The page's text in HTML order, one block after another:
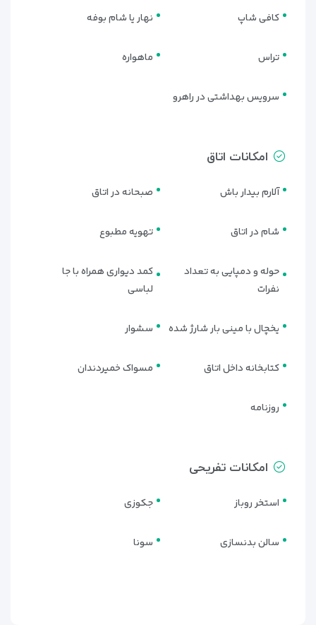
کافی شاپ نهار یا شام بوفه
تراس ماهواره
سرویس بهداشتی در راهرو
امکانات اتاق
آلارم بیدار باش صبحانه در اتاق
شام در اتاق تهویه مطبوع
حوله و دمپایی به تعداد
نفرات
کمد دیواری همراه با جا
لباسی
یخچال با مینی بار شارژ شده سشوار
کتابخانه داخل اتاق مسواک خمیردندان
روزنامه
امکانات تفریحی
استخر روباز جکوزی
سالن بدنسازی سونا